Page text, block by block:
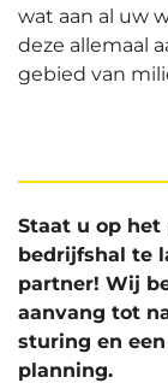
wat aan al uw
deze allemaal
gebied van
Staat u op het
bedrijfshal te
partner! Wij
aanvang tot
sturing en
planning.